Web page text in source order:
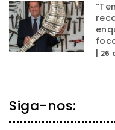
26
Siga-nos: